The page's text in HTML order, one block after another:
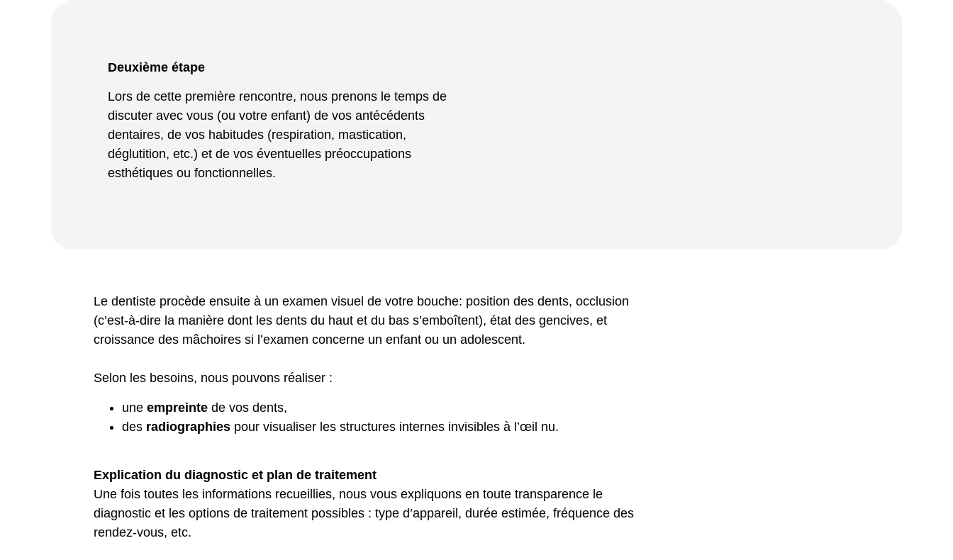
Deuxième étape
Lors de cette première rencontre, nous prenons le temps de
discuter avec vous (ou votre enfant) de vos antécédents
dentaires, de vos habitudes (respiration, mastication,
déglutition, etc.) et de vos éventuelles préoccupations
esthétiques ou fonctionnelles.
Le dentiste procède ensuite à un examen visuel de votre bouche: position des dents, occlusion
(c’est-à-dire la manière dont les dents du haut et du bas s’emboîtent), état des gencives, et
croissance des mâchoires si l’examen concerne un enfant ou un adolescent.
Selon les besoins, nous pouvons réaliser :
une empreinte de vos dents,
des radiographies pour visualiser les structures internes invisibles à l’œil nu.
Explication du diagnostic et plan de traitement
Une fois toutes les informations recueillies, nous vous expliquons en toute transparence le
diagnostic et les options de traitement possibles : type d’appareil, durée estimée, fréquence des
rendez-vous, etc.